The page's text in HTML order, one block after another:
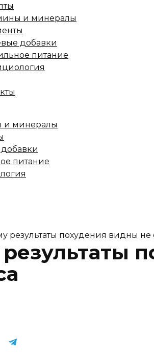
и минералы
добавки
питание
и минералы
питание
результаты похудения видны не